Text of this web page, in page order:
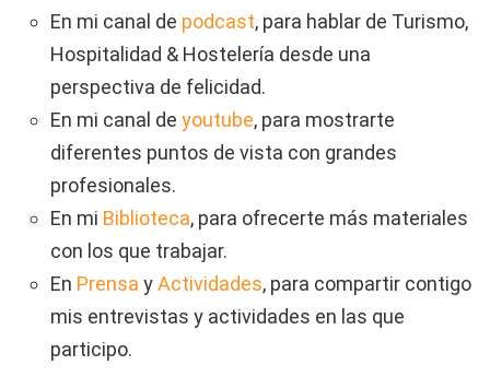
En mi canal de podcast, para hablar de Turismo,
Hospitalidad & Hostelería desde una
perspectiva de felicidad.
En mi canal de youtube, para mostrarte
diferentes puntos de vista con grandes
profesionales.
En mi Biblioteca, para ofrecerte más materiales
con los que trabajar.
En Prensa yActividades, para compartir contigo
mis entrevistas y actividades en las que
participo.